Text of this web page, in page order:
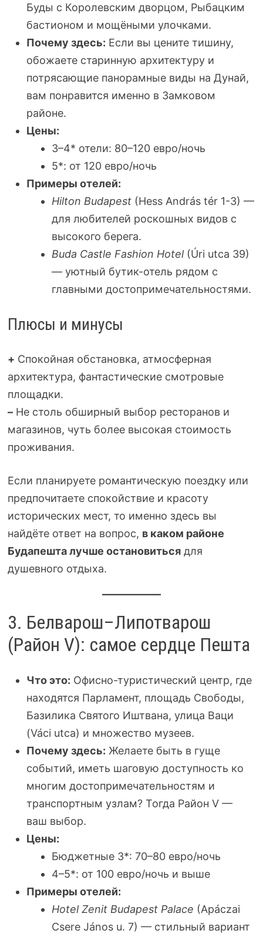
Буды с Королевским дворцом, Рыбацким
бастионом и мощёными улочками.
Почему здесь: Если вы цените тишину,
обожаете старинную архитектуру и
потрясающие панорамные виды на Дунай,
вам понравится именно в Замковом
районе.
Цены:
3–4* отели: 80–120 евро/ночь
5*: от 120 евро/ночь
Примеры отелей:
Hilton Budapest(Hess András tér 1-3) —
для любителей роскошных видов с
высокого берега.
Buda Castle Fashion Hotel(Úri utca 39)
— уютный бутик-отель рядом с
главными достопримечательностями.
Плюсы и минусы
+ Спокойная обстановка, атмосферная
архитектура, фантастические смотровые
площадки.
–Не столь обширный выбор ресторанов и
магазинов, чуть более высокая стоимость
проживания.
Если планируете романтическую поездку или
предпочитаете спокойствие и красоту
исторических мест, то именно здесь вы
найдёте ответ на вопрос, в каком районе
Будапешта лучше остановитьсядля
душевного отдыха.
3. Белварош–Липотварош
(Район V): самое сердце Пешта
Что это: Офисно-туристический центр, где
находятся Парламент, площадь Свободы,
Базилика Святого Иштвана, улица Ваци
(Váci utca) и множество музеев.
Почему здесь: Желаете быть в гуще
событий, иметь шаговую доступность ко
многим достопримечательностям и
транспортным узлам? Тогда Район V —
ваш выбор.
Цены:
Бюджетные 3*: 70–80 евро/ночь
4–5*: от 100 евро/ночь и выше
Примеры отелей:
Hotel Zenit Budapest Palace (Apáczai
Csere János u. 7) — стильный вариант